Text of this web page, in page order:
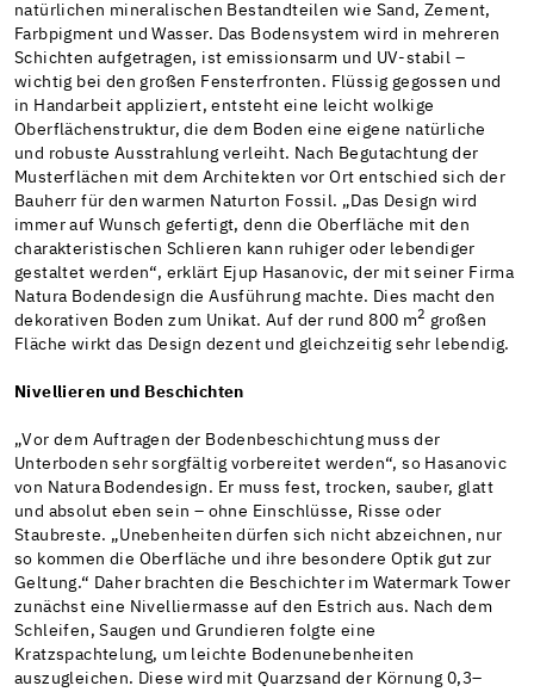
natürlichen mineralischen Bestandteilen wie Sand, Zement,
Farbpigment und Wasser. Das Bodensystem wird in mehreren
Schichten aufgetragen, ist emissionsarm und UV-stabil –
wichtig bei den großen Fensterfronten. Flüssig gegossen und
in Handarbeit appliziert, entsteht eine leicht wolkige
Oberflächenstruktur, die dem Boden eine eigene natürliche
und robuste Ausstrahlung verleiht. Nach Begutachtung der
Musterflächen mit dem Architekten vor Ort entschied sich der
Bauherr für den warmen Naturton Fossil. „Das Design wird
immer auf Wunsch gefertigt, denn die Oberfläche mit den
charakteristischen Schlieren kann ruhiger oder lebendiger
gestaltet werden“, erklärt Ejup Hasanovic, der mit seiner Firma
Natura Bodendesign die Ausführung machte. Dies macht den
dekorativen Boden zum Unikat. Auf der rund 800 m2 großen
Fläche wirkt das Design dezent und gleichzeitig sehr lebendig.
Nivellieren und Beschichten
„Vor dem Auftragen der Bodenbeschichtung muss der
Unterboden sehr sorgfältig vorbereitet werden“, so Hasanovic
von Natura Bodendesign. Er muss fest, trocken, sauber, glatt
und absolut eben sein – ohne Einschlüsse, Risse oder
Staubreste. „Unebenheiten dürfen sich nicht abzeichnen, nur
so kommen die Oberfläche und ihre besondere Optik gut zur
Geltung.“ Daher brachten die Beschichter im Watermark Tower
zunächst eine Nivelliermasse auf den Estrich aus. Nach dem
Schleifen, Saugen und Grundieren folgte eine
Kratzspachtelung, um leichte Bodenunebenheiten
auszugleichen. Diese wird mit Quarzsand der Körnung 0,3–